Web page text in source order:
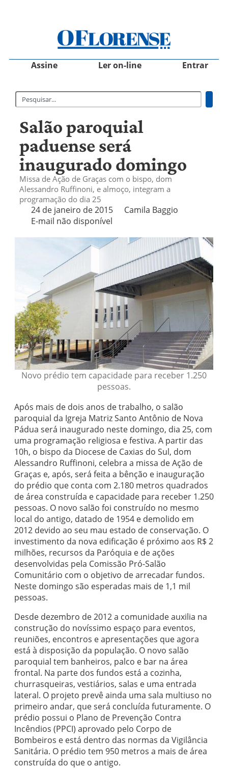
Assine Ler on-line Entrar
Salão paroquial
paduense será
inaugurado domingo
Missa de Ação de Graças com o bispo, dom
Alessandro Ruffinoni, e almoço, integram a
programação do dia 25
24 de janeiro de 2015
Camila Baggio
E-mail não disponível
Novo prédio tem capacidade para receber 1.250
pessoas.
Após mais de dois anos de trabalho, o salão
paroquial da Igreja Matriz Santo Antônio de Nova
Pádua será inaugurado neste domingo, dia 25, com
uma programação religiosa e festiva. A partir das
10h, o bispo da Diocese de Caxias do Sul, dom
Alessandro Ruffinoni, celebra a missa de Ação de
Graças e, após, será feita a bênção e inauguração
do prédio que conta com 2.180 metros quadrados
de área construída e capacidade para receber 1.250
pessoas. O novo salão foi construído no mesmo
local do antigo, datado de 1954 e demolido em
2012 devido ao seu mau estado de conservação. O
investimento da nova edificação é próximo aos R$ 2
milhões, recursos da Paróquia e de ações
desenvolvidas pela Comissão Pró-Salão
Comunitário com o objetivo de arrecadar fundos.
Neste domingo são esperadas mais de 1,1 mil
pessoas.
Desde dezembro de 2012 a comunidade auxilia na
construção do novíssimo espaço para eventos,
reuniões, encontros e apresentações que agora
está à disposição da população. O novo salão
paroquial tem banheiros, palco e bar na área
frontal. Na parte dos fundos está a cozinha,
churrasqueiras, vestiários, salas e uma entrada
lateral. O projeto prevê ainda uma sala multiuso no
primeiro andar, que será concluída futuramente. O
prédio possui o Plano de Prevenção Contra
Incêndios (PPCI) aprovado pelo Corpo de
Bombeiros e está dentro das normas da Vigilância
Sanitária. O prédio tem 950 metros a mais de área
construída do que o antigo.